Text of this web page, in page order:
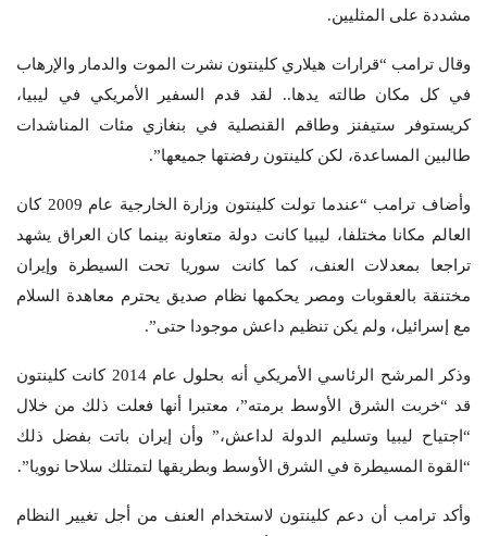
مشددة على المثليين.
وقال ترامب “قرارات هيلاري كلينتون نشرت الموت والدمار والإرهاب
في كل مكان طالته يدها.. لقد قدم السفير الأمريكي في ليبيا،
كريستوفر ستيفنز وطاقم القنصلية في بنغازي مئات المناشدات
طالبين المساعدة، لكن كلينتون رفضتها جميعها”.
وأضاف ترامب “عندما تولت كلينتون وزارة الخارجية عام 2009 كان
العالم مكانا مختلفا، ليبيا كانت دولة متعاونة بينما كان العراق يشهد
تراجعا بمعدلات العنف، كما كانت سوريا تحت السيطرة وإيران
مختنقة بالعقوبات ومصر يحكمها نظام صديق يحترم معاهدة السلام
مع إسرائيل، ولم يكن تنظيم داعش موجودا حتى”.
وذكر المرشح الرئاسي الأمريكي أنه بحلول عام 2014 كانت كلينتون
قد “خربت الشرق الأوسط برمته”، معتبرا أنها فعلت ذلك من خلال
“اجتياح ليبيا وتسليم الدولة لداعش،” وأن إيران باتت بفضل ذلك
“القوة المسيطرة في الشرق الأوسط وبطريقها لتمتلك سلاحا نوويا”.
وأكد ترامب أن دعم كلينتون لاستخدام العنف من أجل تغيير النظام